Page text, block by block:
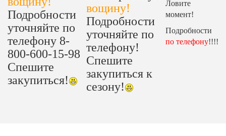
Подробности
уточняйте по
телефону 8-
800-600-15-98
Спешите
закупиться!
вощину!
Подробности
уточняйте по
телефону!
Спешите
закупиться к
сезону!
Ловите
момент!
Подробности
по телефону!!!!